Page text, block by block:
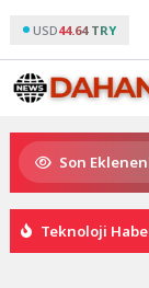
USD44.64 TRY
Son
BT alışkanlıkları
Teknoloji